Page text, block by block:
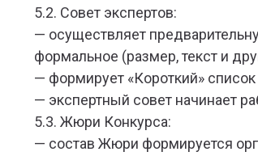
5.2. Совет экспертов:
— осуществляет
формальное (размер, текст и
— формирует «Короткий»
— экспертный совет начинает
5.3. Жюри Конкурса:
— состав Жюри формируется